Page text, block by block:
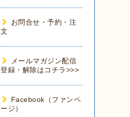
お問合せ・予約・注
文
メールマガジン配信
登録・解除はコチラ>>>
Facebook（ファンペ
ージ）